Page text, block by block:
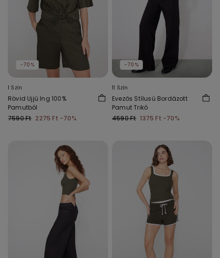
-70%
1 Szín
Rövid Ujjú Ing 100%
Pamutból
7590 Ft 2275 Ft -70%
-70%
11 Szín
Evezős Stílusú Bordázott
Pamut Trikó
4590 Ft 1375 Ft -70%